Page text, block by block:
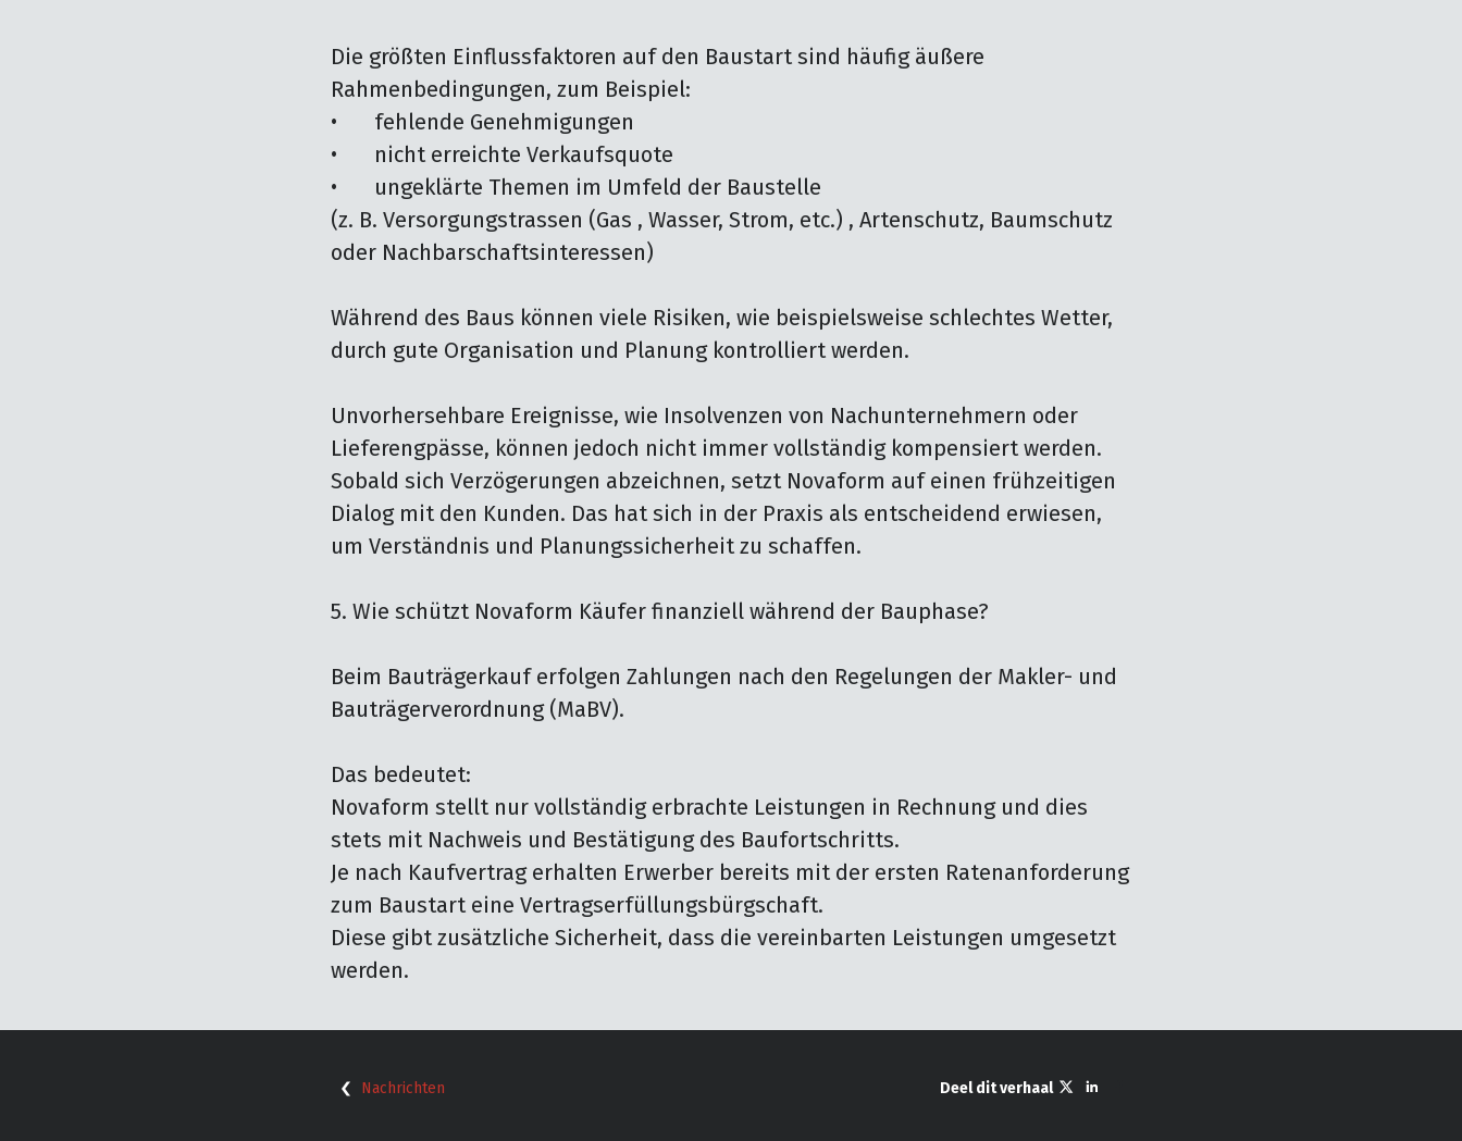
Die größten Einflussfaktoren auf den Baustart sind häufig äußere
Rahmenbedingungen, zum Beispiel:
•	fehlende Genehmigungen
•	nicht erreichte Verkaufsquote
•	ungeklärte Themen im Umfeld der Baustelle
(z. B. Versorgungstrassen (Gas , Wasser, Strom, etc.) , Artenschutz, Baumschutz
oder Nachbarschaftsinteressen)
Während des Baus können viele Risiken, wie beispielsweise schlechtes Wetter,
durch gute Organisation und Planung kontrolliert werden.
Unvorhersehbare Ereignisse, wie Insolvenzen von Nachunternehmern oder
Lieferengpässe, können jedoch nicht immer vollständig kompensiert werden.
Sobald sich Verzögerungen abzeichnen, setzt Novaform auf einen frühzeitigen
Dialog mit den Kunden. Das hat sich in der Praxis als entscheidend erwiesen,
um Verständnis und Planungssicherheit zu schaffen.
5. Wie schützt Novaform Käufer finanziell während der Bauphase?
Beim Bauträgerkauf erfolgen Zahlungen nach den Regelungen der Makler- und
Bauträgerverordnung (MaBV).
Das bedeutet:
Novaform stellt nur vollständig erbrachte Leistungen in Rechnung und dies
stets mit Nachweis und Bestätigung des Baufortschritts.
Je nach Kaufvertrag erhalten Erwerber bereits mit der ersten Ratenanforderung
zum Baustart eine Vertragserfüllungsbürgschaft.
Diese gibt zusätzliche Sicherheit, dass die vereinbarten Leistungen umgesetzt
Nachrichten Deel dit verhaal